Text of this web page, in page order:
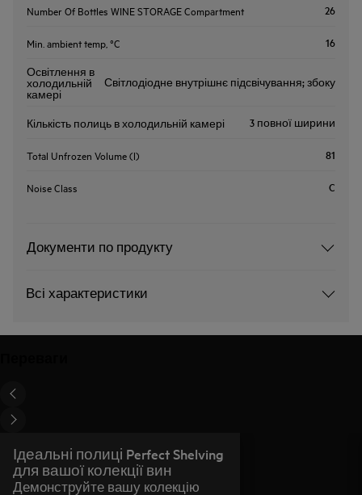
Number Of Bottles WINE STORAGE Compartment 26
Min. ambient temp, °C 16
Освітлення в
холодильній
камері
Світлодіодне внутрішнє підсвічування; збоку
Кількість полиць в холодильній камері 3 повної ширини
Total Unfrozen Volume (l) 81
Noise Class C
Документи по продукту
Всі характеристики
Ідеальні полиці Perfect Shelving
для вашої колекції вин
Демонструйте вашу колекцію